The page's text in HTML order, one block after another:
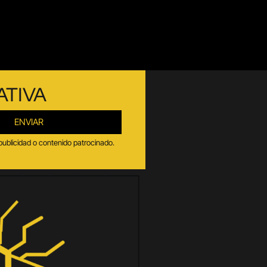
ENVIAR
o contenido patrocinado.